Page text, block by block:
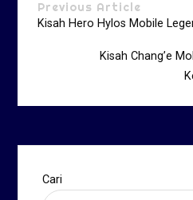
Previous Article
Kisah Hero Hylos Mobile
Kisah Chang’e
Cari